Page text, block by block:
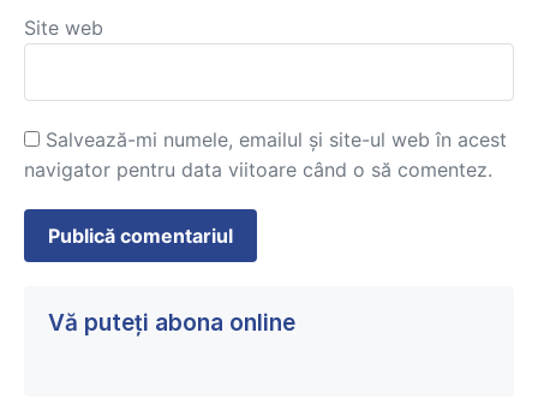
Site web
Salvează-mi numele, emailul și site-ul web în acest
navigator pentru data viitoare când o să comentez.
Vă puteți abona online